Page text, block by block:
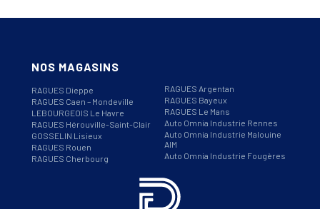
NOS MAGASINS
RAGUES Dieppe
RAGUES Caen – Mondeville
LEBOURGEOIS Le Havre
RAGUES Hérouville-Saint-Clair
GOSSELIN Lisieux
RAGUES Rouen
RAGUES Cherbourg
RAGUES Argentan
RAGUES Bayeux
RAGUES Le Mans
Auto Omnia Industrie Rennes
Auto Omnia Industrie Malouine
AIM
Auto Omnia Industrie Fougères